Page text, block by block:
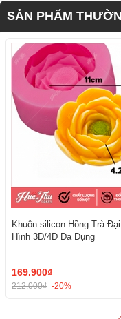
SẢN PHẨM
Khuôn silicon Hồng Trà
Hình 3D/4D Đa Dụng
169.900₫
212.000₫ -20%